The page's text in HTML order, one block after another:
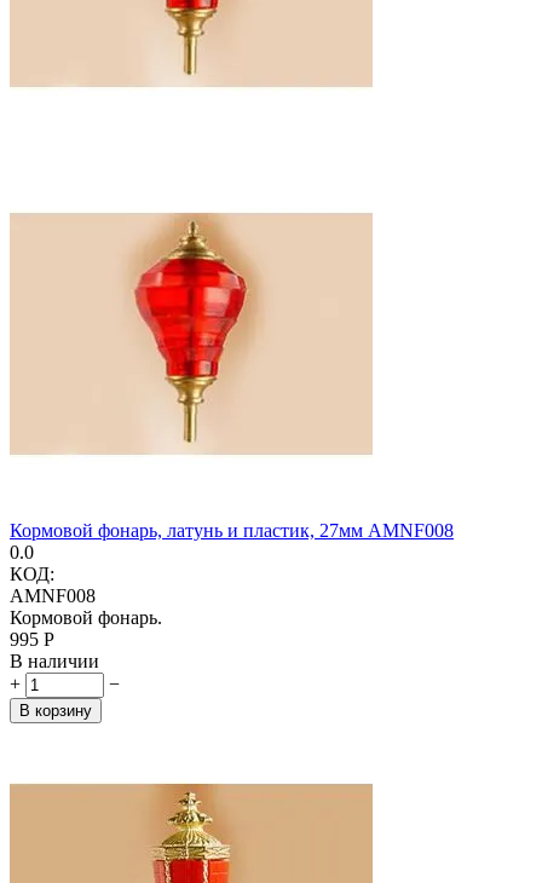
Кормовой фонарь, латунь и пластик, 27мм AMNF008
0.0
КОД:
AMNF008
Кормовой фонарь.
‍995‍ Р
В наличии
+
−
В корзину